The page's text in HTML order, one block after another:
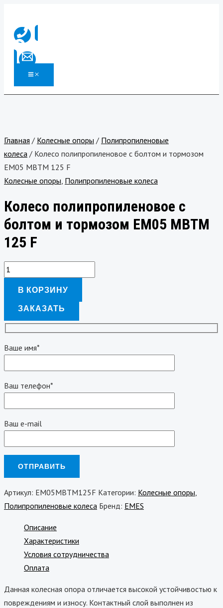
содержимому
Главная / Колесные опоры / Полипропиленовые
колеса / Колесо полипропиленовое с болтом и тормозом
EM05 MBTM 125 F
Колесные опоры, Полипропиленовые колеса
Колесо полипропиленовое с
болтом и тормозом EM05 MBTM
125 F
Колесо
болтом
125
F
В КОРЗИНУ
ЗАКАЗАТЬ
Ваше имя*
Ваш телефон*
Ваш e-mail
Артикул: EM05MBTM125F Категории: Колесные опоры
Полипропиленовые колеса Бренд: EMES
Описание
Характеристики
Условия сотрудничества
Оплата
Данная колесная опора отличается высокой устойчивостью к
повреждениям и износу. Контактный слой выполнен из